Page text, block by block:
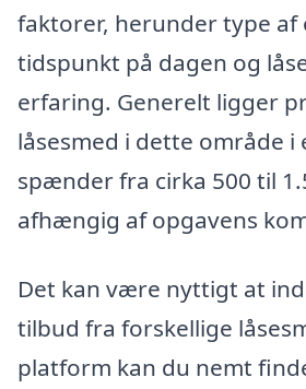
faktorer, herunder type af
tidspunkt på dagen og
erfaring. Generelt ligger
låsesmed i dette område i
spænder fra cirka 500 til
afhængig af opgavens
Det kan være nyttigt at
tilbud fra forskellige
platform kan du nemt